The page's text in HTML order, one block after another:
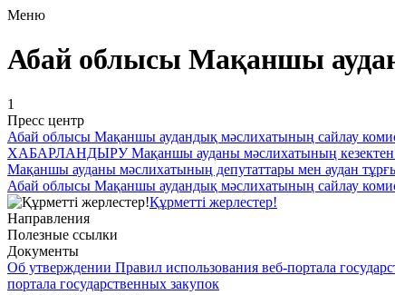
Меню
Абай облысы Мақаншы
1
Пресс центр
Абай облысы Мақаншы аудандық мәслихатының сайлау
ХАБАРЛАНДЫРУ Мақаншы ауданы мәслихатының кезектен
Мақаншы ауданы мәслихатының депутаттары мен аудан
Абай облысы Мақаншы аудандық мәслихатының сайлау
Құрметті жерлестер!
Направления
Полезные ссылки
Документы
Об утверждении Правил использования веб-портала
портала государственных закупок